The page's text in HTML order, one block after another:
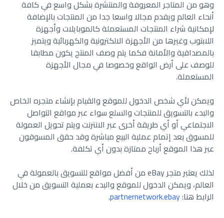
وهو من المتاجر المعروفة والمنتشرة بشكل واسع في كافة
أنحاء العالم ويقدم مجالا واسعا جدا من المنتجات بالإضافة
لإمكانية شراء المنتجات المستعملة كالموبايلات وأجهزة
اللابتوب وغيرها من الأجهزة الالكترونية والكهربائية ويتميز
بالمصداقية والأمانة فكما يتم وصف المنتج يكون مطابقا
للوصف على أرض الواقع وخصوصا في مجال الأجهزة
المستعملة.
ويمكن لأي شخص الدخول للموقع والقيام بإنشاء متجره الخاص
والبدء بالتسويق للمنتجات والسلع سواء عبر مواقع التواصل
الاجتماعي أو أي طريقة أخرى عبر الانترنت ويتم تحويل العمولة
للمسوق بعد إتمام عملية البيع مباشرة وقد حقق المسوقون
عبر هذا الموقع أرباح ممتازة بدون أي تكلفة.
لذلك يعتبر متجر eBay من أفضل مواقع للتسويق بالعمولة في
العالم، ويمكن الدخول للموقع والبدء بعملية التسويق من خلال
الرابط هنا:partnernetwork.ebay
.